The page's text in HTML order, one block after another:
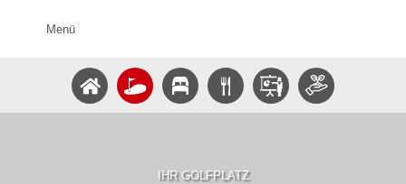
Menü
IHR GOLFPLATZ